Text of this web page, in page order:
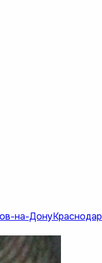
на-ДонуКраснодар